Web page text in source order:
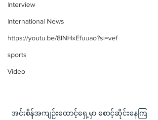
Interview
International News
https://youtu.be/8lNHxEfuuao?si=vef
sports
Video
အင်းစိန်အကျဉ်းထောင့်ရှေ့မှာ စောင့်ဆိုင်းနေကြ